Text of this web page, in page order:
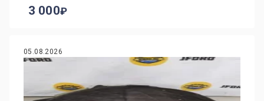
3 000
05.08.2026